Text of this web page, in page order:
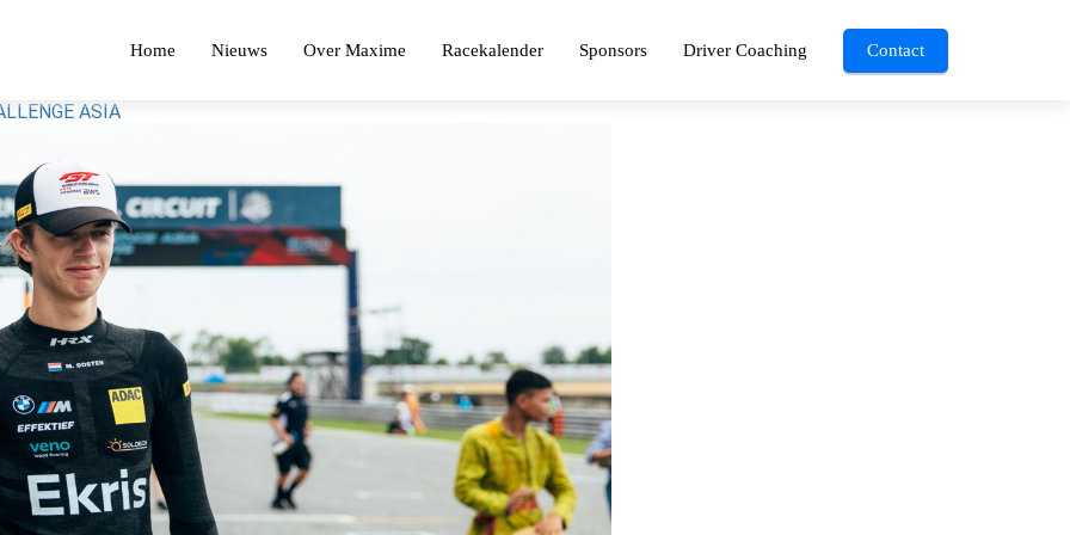
Home Nieuws Over Maxime Racekalender Sponsors Driver Coaching Contact
ASIA